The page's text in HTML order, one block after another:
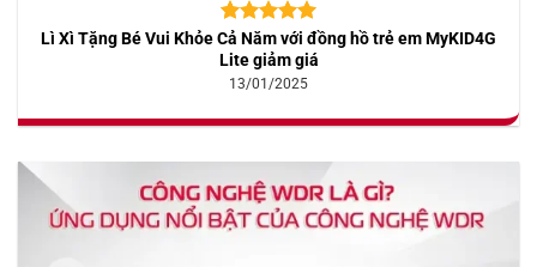
5.00trên 5
dựa trên
10
đánh giá
Lì Xì Tặng Bé Vui Khỏe Cả Năm với đồng hồ trẻ em MyKID4G
Lite giảm giá
13/01/2025